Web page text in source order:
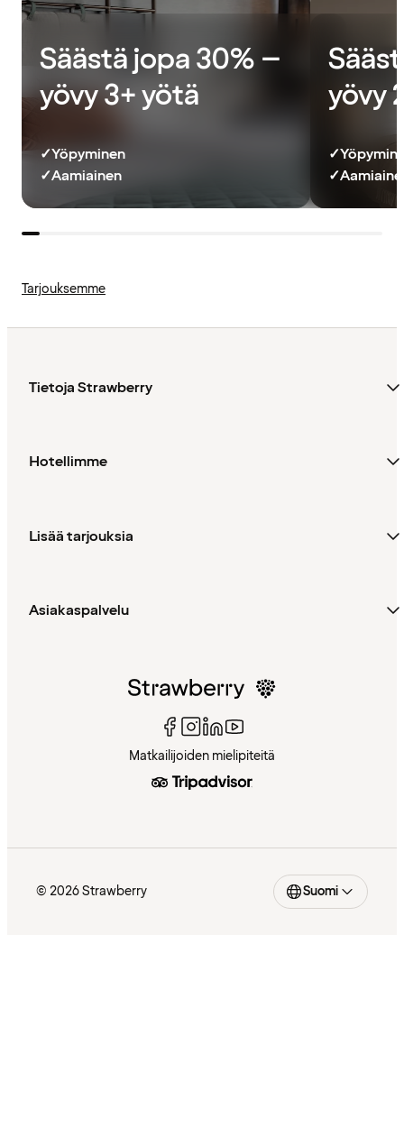
Säästä jopa 30% –
yövy 3+ yötä
✓Yöpyminen
✓Aamiainen
yövy
✓
✓
Tarjouksemme
Tietoja Strawberry
Hotellimme
Lisää tarjouksia
Asiakaspalvelu
Matkailijoiden mielipiteitä
© 2026 Strawberry Suomi